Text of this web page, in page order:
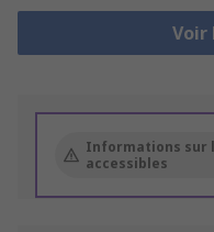
Voir
Informations sur
accessibles